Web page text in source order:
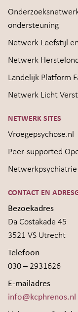
ondersteuning
Netwerk Leefstijl
Netwerk
Landelijk Platform
Netwerk Licht
NETWERK SITES
Vroegepsychose.nl
Peer-supported
Netwerkpsychiatrie
CONTACT EN
Bezoekadres
Da Costakade 45
3521 VS Utrecht
Telefoon
030 – 2931626
E-mailadres
info@kcphrenos.nl